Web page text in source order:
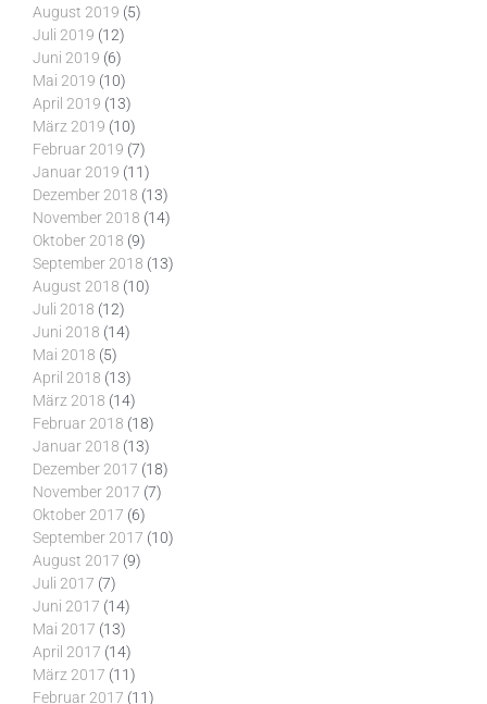
August 2019 (5)
Juli 2019 (12)
Juni 2019 (6)
Mai 2019 (10)
April 2019 (13)
März 2019 (10)
Februar 2019 (7)
Januar 2019 (11)
Dezember 2018 (13)
November 2018 (14)
Oktober 2018 (9)
September 2018 (13)
August 2018 (10)
Juli 2018 (12)
Juni 2018 (14)
Mai 2018 (5)
April 2018 (13)
März 2018 (14)
Februar 2018 (18)
Januar 2018 (13)
Dezember 2017 (18)
November 2017 (7)
Oktober 2017 (6)
September 2017 (10)
August 2017 (9)
Juli 2017 (7)
Juni 2017 (14)
Mai 2017 (13)
April 2017 (14)
März 2017 (11)
Februar 2017 (11)